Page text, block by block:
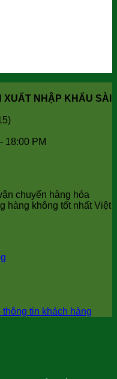
XUẤT NHẬP KHẨU SÀI
18:00 PM
chuyển hàng hóa
hàng không tốt nhất Việt
tin khách hàng